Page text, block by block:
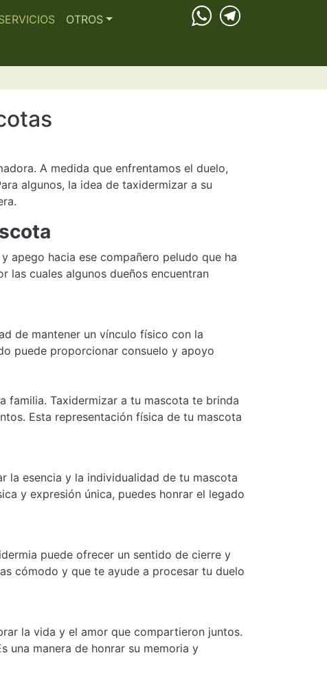
OTROS
A medida que enfrentamos el duelo,
algunos, la idea de taxidermizar a su
apego hacia ese compañero peludo que ha
las cuales algunos dueños encuentran
de mantener un vínculo físico con la
puede proporcionar consuelo y apoyo
familia. Taxidermizar a tu mascota te brinda
Esta representación física de tu mascota
la esencia y la individualidad de tu mascota
y expresión única, puedes honrar el legado
puede ofrecer un sentido de cierre y
cómodo y que te ayude a procesar tu duelo
la vida y el amor que compartieron juntos.
una manera de honrar su memoria y